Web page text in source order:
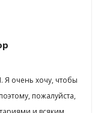
Я очень хочу, чтобы
пожалуйста,